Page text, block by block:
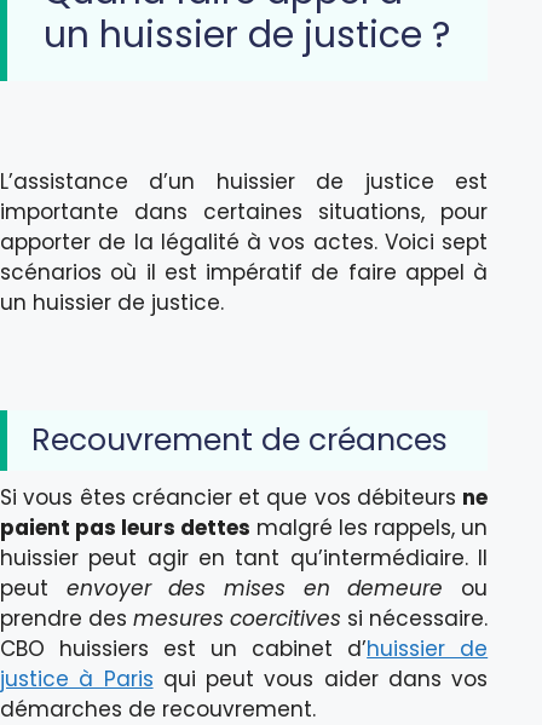
un huissier de justice ?
L’assistance d’un huissier de justice est
importante dans certaines situations, pour
apporter de la légalité à vos actes. Voici sept
scénarios où il est impératif de faire appel à
un huissier de justice.
Recouvrement de créances
Si vous êtes créancier et que vos débiteurs ne
paient pas leurs dettes malgré les rappels, un
huissier peut agir en tant qu’intermédiaire. Il
peut envoyer des mises en demeure ou
prendre desmesures coercitives si nécessaire.
CBO huissiers est un cabinet d’huissier de
justice à Paris qui peut vous aider dans vos
démarches de recouvrement.